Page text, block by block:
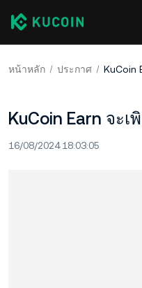
หน้าหลัก ประกาศ
KuCoin Earn จะ
16/08/2024 18:03:05